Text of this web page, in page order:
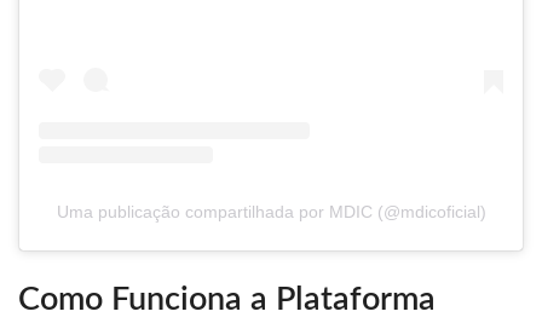
Uma publicação compartilhada por MDIC (@mdicoficial)
Como Funciona a Plataforma